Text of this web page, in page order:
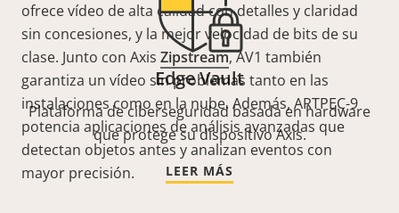
ofrece vídeo de alta calidad con detalles y claridad
sin concesiones, y la mejor velocidad de bits de su
clase. Junto con Axis Zipstream, AV1 también
garantiza un vídeo sin problemas tanto en las
instalaciones como en la nube. Además, ARTPEC-9
potencia aplicaciones de análisis avanzadas que
detectan objetos antes y analizan eventos con
mayor precisión.
Edge Vault
Plataforma de ciberseguridad basada en hardware
que protege su dispositivo Axis.
LEER MÁS